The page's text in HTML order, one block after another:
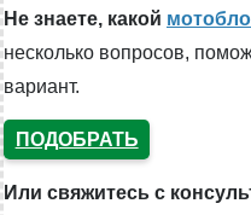
Не знаете, какой
несколько вопросов,
вариант.
ПОДОБРАТЬ
Или свяжитесь с